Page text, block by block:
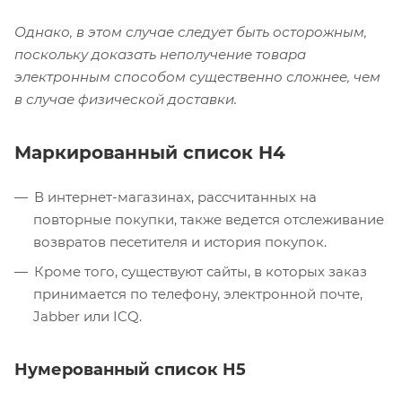
Однако, в этом случае следует быть осторожным,
поскольку доказать неполучение товара
электронным способом существенно сложнее, чем
в случае физической доставки.
Маркированный список H4
В интернет-магазинах, рассчитанных на
повторные покупки, также ведется отслеживание
возвратов песетителя и история покупок.
Кроме того, существуют сайты, в которых заказ
принимается по телефону, электронной почте,
Jabber или ICQ.
Нумерованный список H5